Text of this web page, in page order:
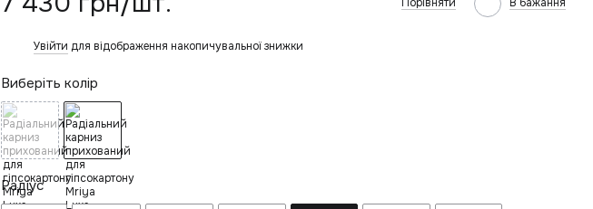
Увійти для відображення накопичувальної знижки
Виберіть колір
Радіус